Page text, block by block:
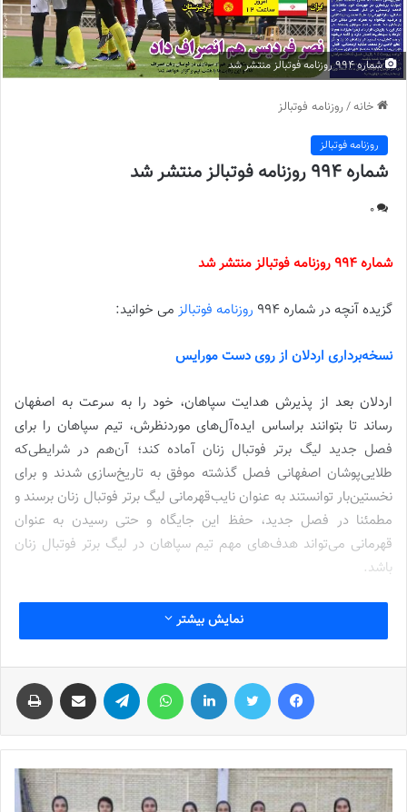
شماره 994 روزنامه فوتبالز منتشر شد
خانه/روزنامه فوتبالز
روزنامه فوتبالز
شماره 994 روزنامه فوتبالز منتشر شد
0
شماره 994 روزنامه فوتبالز منتشر شد
گزیده آنچه در شماره 994 روزنامه فوتبالز می خوانید:
نسخه‌برداری اردلان از روی دست مورایس
اردلان بعد از پذیرش هدایت سپاهان، خود را به سرعت به اصفهان
رساند تا بتوانند براساس ایده‌آل‌های موردنظرش، تیم سپاهان را برای
فصل جدید لیگ برتر فوتبال زنان آماده کند؛ آن‌هم در شرایطی‌که
طلایی‌پوشان اصفهانی فصل گذشته موفق به تاریخ‌سازی شدند و برای
نخستین‌بار توانستند به عنوان نایب‌قهرمانی لیگ برتر فوتبال زنان برسند و
مطمئنا در فصل جدید، حفظ این جایگاه و حتی رسیدن به عنوان
قهرمانی می‌تواند هدف‌های مهم تیم سپاهان در لیگ برتر فوتبال زنان
باشد.
برگزاری جلسه هماهنگی و کنفرانس خبری تورنمنت کافا
نوشته های مشابه
شماره 772 روزنامه فوتبالز منتشر شد
2022-12-16
شماره 1054 روزنامه فوتبالز منتشر شد
نمایش بیشتر